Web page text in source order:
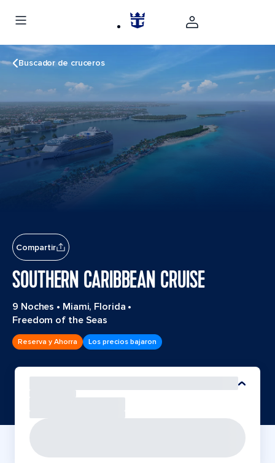
Buscador de cruceros
Compartir
SOUTHERN CARIBBEAN CRUISE
9 Noches • Miami, Florida •
Freedom of the Seas
Reserva y Ahorra Los precios bajaron